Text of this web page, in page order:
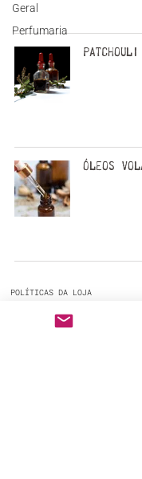
Geral
Perfumaria
Patchouli
Óleos
POLÍTICAS DA LOJA